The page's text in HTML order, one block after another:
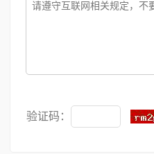
验证码：